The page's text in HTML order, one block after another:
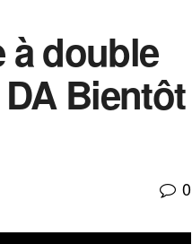
à double
Bientôt
0